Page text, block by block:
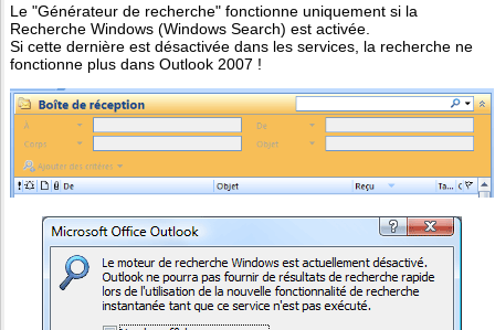
Le "Générateur de recherche" fonctionne uniquement si la
Recherche Windows (Windows Search) est activée.
Si cette dernière est désactivée dans les services, la recherche ne
fonctionne plus dans Outlook 2007 !